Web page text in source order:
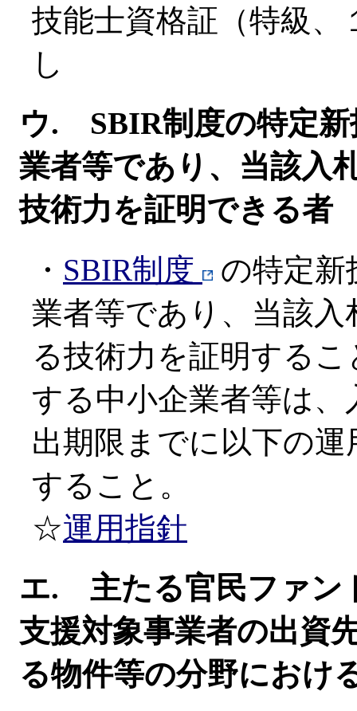
技能士資格証（特級
し
ウ. SBIR制度の特定新
業者等であり、当該入
技術力を証明できる者
・ SBIR制度
の特定新
業者等であり、当該
る技術力を証明する
する中小企業者等は
出期限までに以下の
すること。
☆運用指針
エ. 主たる官民ファン
支援対象事業者の出資
る物件等の分野におけ